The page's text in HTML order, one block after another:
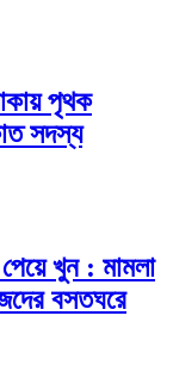
পৃথক
সদস্য
পেয়ে খুন : মামলা
বসতঘরে